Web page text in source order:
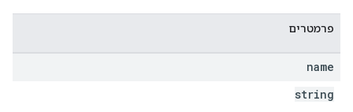
פרמטרים
name
string